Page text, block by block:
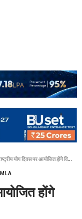
योग दिवस पर आयोजित होंगे विभिन्न कार्यक्रम
होंगे